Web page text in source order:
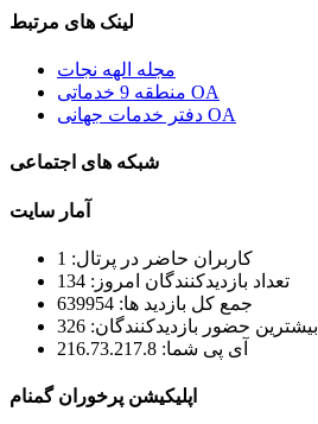
لینک های مرتبط
مجله الهه نجات
منطقه 9 خدماتی OA
دفتر خدمات جهانی OA
شبکه های اجتماعی
آمار سایت
کاربران حاضر در پرتال: 1
تعداد بازدیدکنندگان امروز: 134
جمع کل بازدید ها: 639954
بیشترین حضور بازدیدکنندگان: 326
آی پی شما: 216.73.217.8
اپلیکیشن پرخوران گمنام